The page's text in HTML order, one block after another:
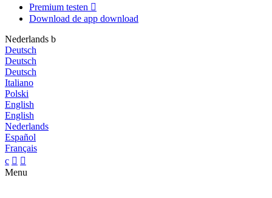
Premium testen 
Download de app download
Nederlands b
Deutsch
Deutsch
Deutsch
Italiano
Polski
English
English
Nederlands
Español
Français
c  
Menu